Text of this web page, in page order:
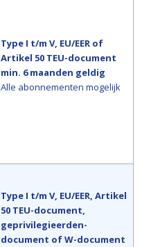
Type I t/m V, EU/EER of
Artikel 50 TEU-document
min. 6 maanden geldig
Alle abonnementen mogelijk
Type I t/m V, EU/EER, Artikel
50 TEU-document,
geprivilegieerden-
document of W-document